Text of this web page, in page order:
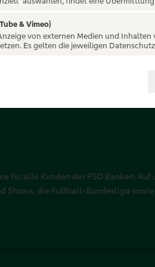
für alle Kunden der PSD Banken.
Shows, die Fußball-Bundesliga
& Vimeo)
von externen Medien und
Es gelten die jeweiligen